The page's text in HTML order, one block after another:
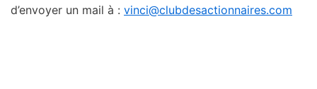
d’envoyer un mail à : vinci@clubdesactionnaires.com